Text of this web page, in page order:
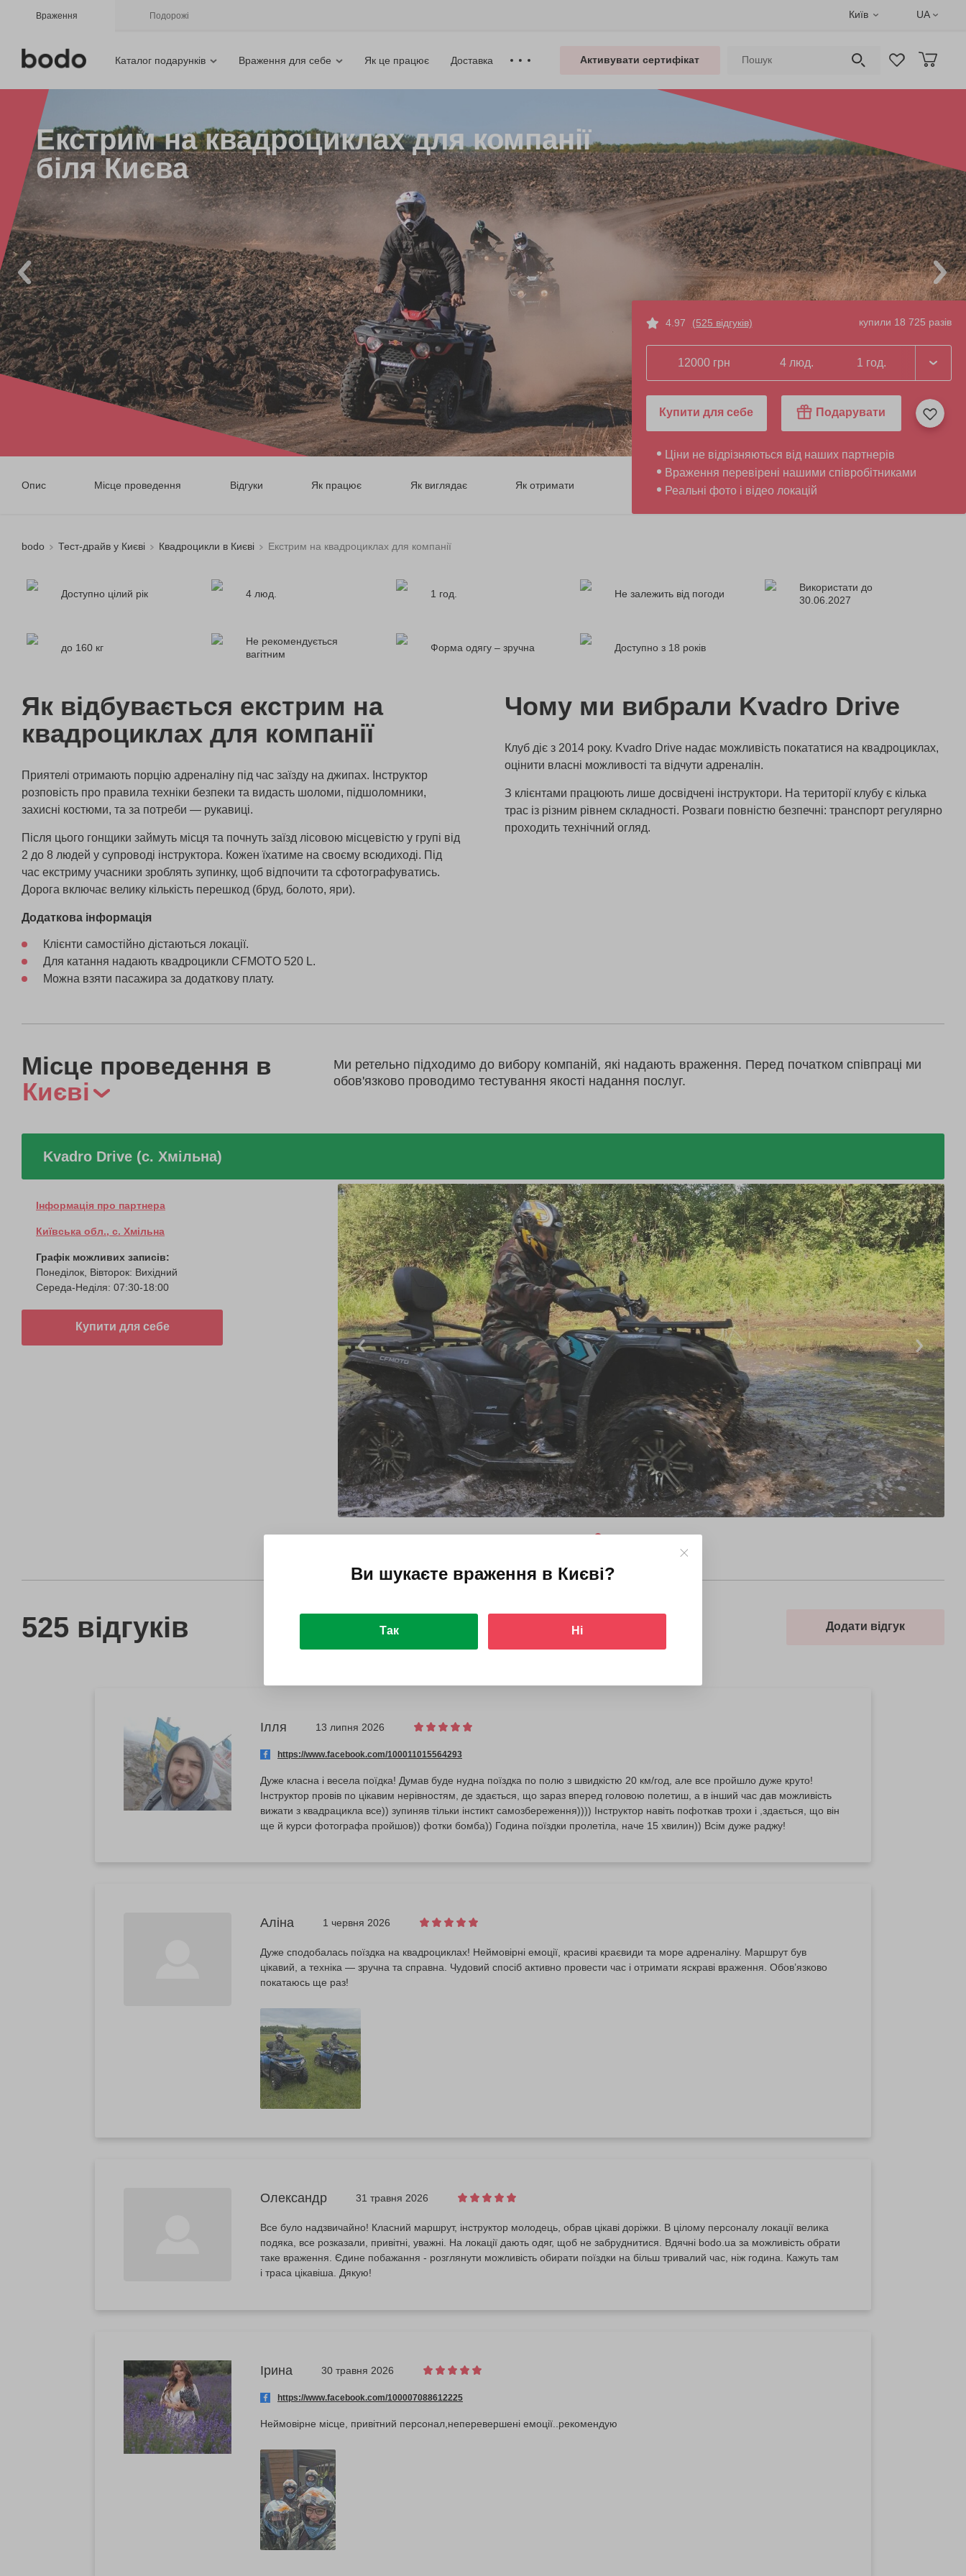
Враження Подорожі Київ UA
Каталог подарунків Враження для себе Як це працює Доставка Активувати сертифікат
Екстрим на квадроциклах для компанії
біля Києва
Опис Місце проведення Відгуки Як працює Як виглядає Як отримати
4.97 (525 відгуків) купили 18 725 разів
12000 грн 4 люд. 1 год.
Купити для себе Подарувати
Ціни не відрізняються від наших партнерів
Враження перевірені нашими співробітниками
Реальні фото і відео локацій
bodo Тест-драйв у Києві Квадроцикли в Києві Екстрим на квадроциклах для компанії
Доступно цілий рік 4 люд. 1 год. Не залежить від погоди
Використати до
30.06.2027
до 160 кг
Не рекомендується
вагітним
Форма одягу – зручна Доступно з 18 років
Як відбувається екстрим на
квадроциклах для компанії
Приятелі отримають порцію адреналіну під час заїзду на джипах. Інструктор
розповість про правила техніки безпеки та видасть шоломи, підшоломники,
захисні костюми, та за потреби — рукавиці.
Після цього гонщики займуть місця та почнуть заїзд лісовою місцевістю у групі від
2 до 8 людей у супроводі інструктора. Кожен їхатиме на своєму всюдиході. Під
час екстриму учасники зроблять зупинку, щоб відпочити та сфотографуватись.
Дорога включає велику кількість перешкод (бруд, болото, яри).
Додаткова інформація
Клієнти самостійно дістаються локації.
Для катання надають квадроцикли CFMOTO 520 L.
Можна взяти пасажира за додаткову плату.
Чому ми вибрали Kvadro Drive
Клуб діє з 2014 року. Kvadro Drive надає можливість покататися на квадроциклах,
оцінити власні можливості та відчути адреналін.
З клієнтами працюють лише досвідчені інструктори. На території клубу є кілька
трас із різним рівнем складності. Розваги повністю безпечні: транспорт регулярно
проходить технічний огляд.
Місце проведення в
Києві
Ми ретельно підходимо до вибору компаній, які надають враження. Перед початком співпраці ми
обов'язково проводимо тестування якості надання послуг.
Kvadro Drive (с. Хмільна)
Інформація про партнера
Київська обл., с. Хмільна
Графік можливих записів:
Понеділок, Вівторок: Вихідний
Середа-Неділя: 07:30-18:00
Купити для себе
525 відгуків Додати відгук
Ілля 13 липня 2026
https://www.facebook.com/100011015564293
Дуже класна і весела поїдка! Думав буде нудна поїздка по полю з швидкістю 20 км/год, але все пройшло дуже круто!
Інструктор провів по цікавим нерівностям, де здається, що зараз вперед головою полетиш, а в інший час дав можливість
вижати з квадрацикла все)) зупиняв тільки інстикт самозбереження)))) Інструктор навіть пофоткав трохи і ,здається, що він
ще й курси фотографа пройшов)) фотки бомба)) Година поїздки пролетіла, наче 15 хвилин)) Всім дуже раджу!
Аліна 1 червня 2026
Дуже сподобалась поїздка на квадроциклах! Неймовірні емоції, красиві краєвиди та море адреналіну. Маршрут був
цікавий, а техніка — зручна та справна. Чудовий спосіб активно провести час і отримати яскраві враження. Обов’язково
покатаюсь ще раз!
Олександр 31 травня 2026
Все було надзвичайно! Класний маршрут, інструктор молодець, обрав цікаві доріжки. В цілому персоналу локації велика
подяка, все розказали, привітні, уважні. На локації дають одяг, щоб не забруднитися. Вдячні bodo.ua за можливість обрати
таке враження. Єдине побажання - розглянути можливість обирати поїздки на більш тривалий час, ніж година. Кажуть там
і траса цікавіша. Дякую!
Ірина 30 травня 2026
https://www.facebook.com/100007088612225
Неймовірне місце, привітний персонал,неперевершені емоції..рекомендую
Ви шукаєте враження в Києві?
Так Ні